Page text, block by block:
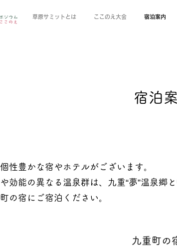
草原サミットとは ここのえ大会 宿泊案内
宿泊
性豊かな宿やホテルがございます。
効能の異なる温泉群は、九重“夢”温泉郷
の宿にご宿泊ください。
九重町の